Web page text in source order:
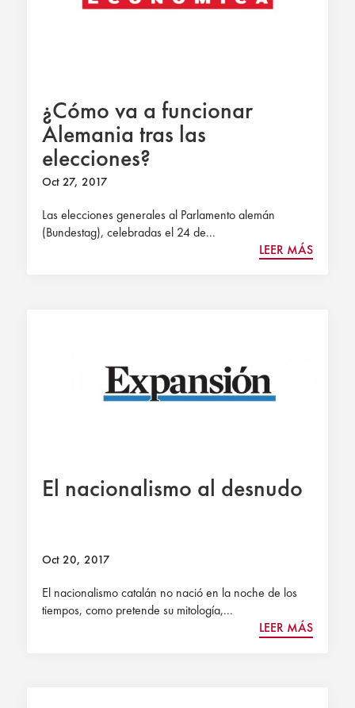
¿Cómo va a funcionar
Alemania tras las
elecciones?
Oct 27, 2017
Las elecciones generales al Parlamento alemán
(Bundestag), celebradas el 24 de...
LEER MÁS
El nacionalismo al desnudo
Oct 20, 2017
El nacionalismo catalán no nació en la noche de los
tiempos, como pretende su mitología,...
LEER MÁS